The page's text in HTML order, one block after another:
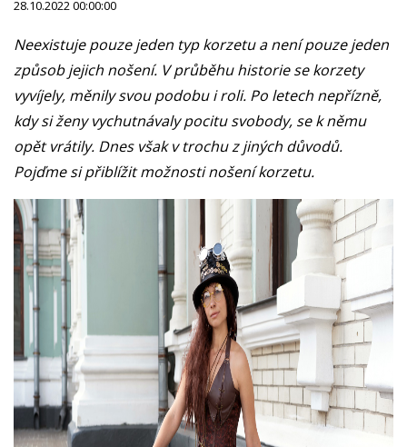
28.10.2022 00:00:00
Neexistuje pouze jeden typ korzetu a není pouze jeden
způsob jejich nošení. V průběhu historie se korzety
vyvíjely, měnily svou podobu i roli. Po letech nepřízně,
kdy si ženy vychutnávaly pocitu svobody, se k němu
opět vrátily. Dnes však v trochu z jiných důvodů.
Pojďme si přiblížit možnosti nošení korzetu.